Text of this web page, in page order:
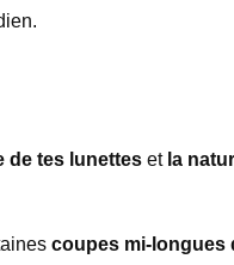
de tes lunettes et la
coupes mi-longues